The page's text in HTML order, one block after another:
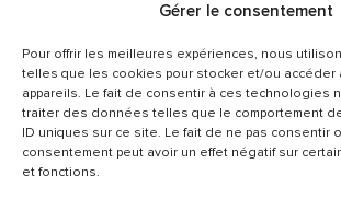
Gérer le consentement
Pour offrir les meilleures expériences, nous
telles que les cookies pour stocker et/ou accéder
appareils. Le fait de consentir à ces technologies
traiter des données telles que le comportement
ID uniques sur ce site. Le fait de ne pas consentir
consentement peut avoir un effet négatif sur
et fonctions.
Avis
Nous contacter
Conditions Générales